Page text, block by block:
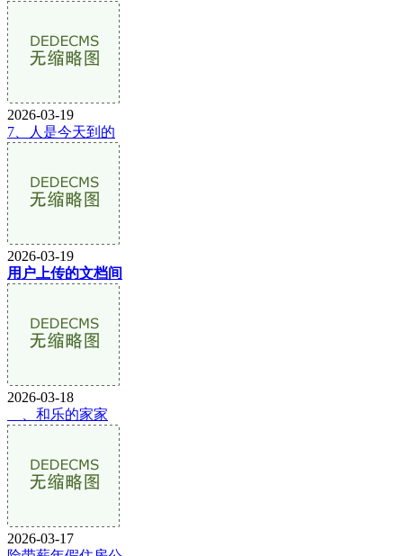
2026-03-19
7、人是今天到的
2026-03-19
用户上传的文档间
2026-03-18
__、和乐的家家
2026-03-17